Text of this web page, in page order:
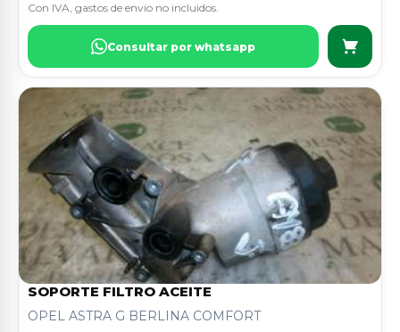
Con IVA, gastos de envio no incluidos.
Consultar por whatsapp
SOPORTE FILTRO ACEITE
OPEL ASTRA G BERLINA COMFORT